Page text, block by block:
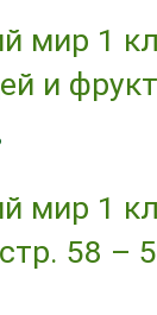
мир 1
и
мир 1
58 –